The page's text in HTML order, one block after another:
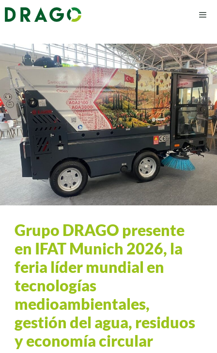
Grupo DRAGO presente
en IFAT Munich 2026, la
feria líder mundial en
tecnologías
medioambientales,
gestión del agua, residuos
y economía circular